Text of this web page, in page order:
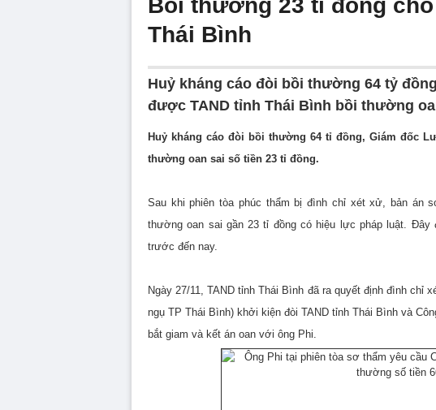
Bồi thường 23 tỉ đồng
Thái Bình
Huỷ kháng cáo đòi bồi thường 64 tỷ
được TAND tỉnh Thái Bình bồi thường
Huỷ kháng cáo đòi bồi thường 64 tỉ đồng, Giám đốc
thường oan sai số tiền 23 tỉ đồng.
Sau khi phiên tòa phúc thẩm bị đình chỉ xét xử, bản án
thường oan sai gần 23 tỉ đồng có hiệu lực pháp luật.
trước đến nay.
Ngày 27/11, TAND tỉnh Thái Bình đã ra quyết định đình chỉ
ngụ TP Thái Bình) khởi kiện đòi TAND tỉnh Thái Bình và
bắt giam và kết án oan với ông Phi.